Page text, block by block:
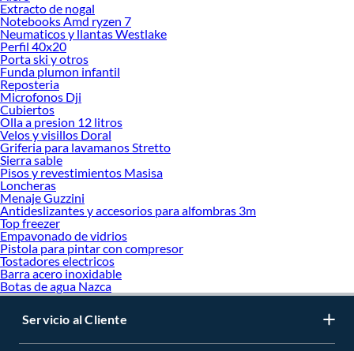
Extracto de nogal
Notebooks Amd ryzen 7
Neumaticos y llantas Westlake
Perfil 40x20
Porta ski y otros
Funda plumon infantil
Reposteria
Microfonos Dji
Cubiertos
Olla a presion 12 litros
Velos y visillos Doral
Griferia para lavamanos Stretto
Sierra sable
Pisos y revestimientos Masisa
Loncheras
Menaje Guzzini
Antideslizantes y accesorios para alfombras 3m
Top freezer
Empavonado de vidrios
Pistola para pintar con compresor
Tostadores electricos
Barra acero inoxidable
Botas de agua Nazca
Servicio al Cliente